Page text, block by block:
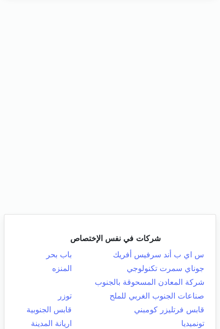
شركات في نفس الإختصاص
س اي ب أند سرفيس أفريك
باب بحر
جوناي سمرت تكنولوجي
المنزه
شركة المعادن المسحوقة بالجنوب
صناعات الجنوب الغربي للملح
توزر
قابس فرتليزر كومبني
قابس الجنوبية
تونميديا
اريانة المدينة